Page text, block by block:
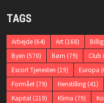
TAGS
Arbejde(64) Art(168) Billig
Byen (570) Børn (79) Club
Escort Tjenesten (19) Europa
Formået(79) Henstilling(41)
Kapital(219) Klima (79)